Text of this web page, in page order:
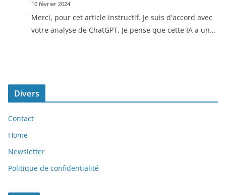
10 février 2024
Merci, pour cet article instructif. Je suis d'accord avec
votre analyse de ChatGPT. Je pense que cette IA a un…
Divers
Contact
Home
Newsletter
Politique de confidentialité